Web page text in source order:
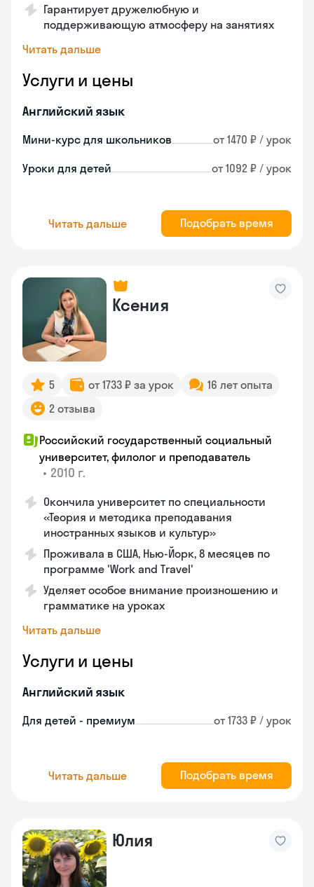
Гарантирует дружелюбную и
поддерживающую атмосферу на занятиях
Читать дальше
Услуги и цены
Английский язык
Мини-курс для школьников от 1470 ₽ / урок
Уроки для детей от 1092 ₽ / урок
Читать дальше Подобрать время
Ксения
5 от 1733 ₽ за урок
16 лет опыта
2 отзыва
Российский государственный социальный
университет, филолог и преподаватель
• 2010 г.
Окончила университет по специальности
«Теория и методика преподавания
иностранных языков и культур»
Проживала в США, Нью-Йорк, 8 месяцев по
программе 'Work and Travel'
Уделяет особое внимание произношению и
грамматике на уроках
Читать дальше
Услуги и цены
Английский язык
Для детей - премиум от 1733 ₽ / урок
Читать дальше Подобрать время
Юлия